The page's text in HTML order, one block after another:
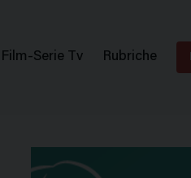
Film-Serie Tv Rubriche